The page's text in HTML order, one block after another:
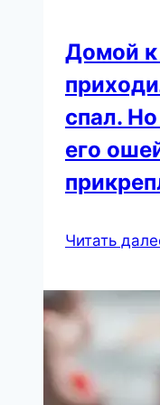
Домой
спал.
его
Читать